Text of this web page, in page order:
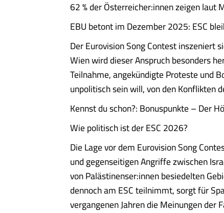
62 % der Österreicher:innen zeigen
EBU betont im Dezember 2025: ESC
Der Eurovision Song Contest inszeniert
Wien wird dieser Anspruch besonders
Teilnahme, angekündigte Proteste und
unpolitisch sein will, von den Konflikten
Kennst du schon?: Bonuspunkte – Der
Wie politisch ist der ESC 2026?
Die Lage vor dem Eurovision Song
und gegenseitigen Angriffe zwischen
von Palästinenser:innen besiedelten
dennoch am ESC teilnimmt, sorgt für
vergangenen Jahren die Meinungen der